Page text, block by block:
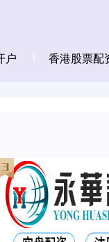
户 香港股票配